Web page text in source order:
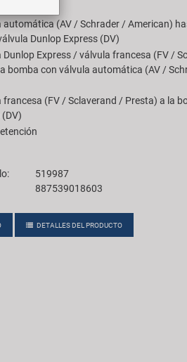
automática (AV / Schrader / American)
Dunlop Express (DV)
Dunlop Express / válvula francesa (FV /
bomba con válvula automática (AV /
francesa (FV / Sclaverand / Presta) a la
519987
887539018603
DETALLES DEL PRODUCTO